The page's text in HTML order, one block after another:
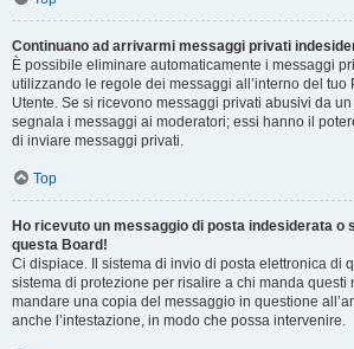
Continuano ad arrivarmi messaggi privati
È possibile eliminare automaticamente i messaggi
utilizzando le regole dei messaggi all’interno del
Utente. Se si ricevono messaggi privati ​​abusivi da
segnala i messaggi ai moderatori; essi hanno il
di inviare messaggi privati​​.
Top
Ho ricevuto un messaggio di posta indesiderata o
questa Board!
Ci dispiace. Il sistema di invio di posta elettronica di
sistema di protezione per risalire a chi manda questi
mandare una copia del messaggio in questione
anche l’intestazione, in modo che possa intervenire.